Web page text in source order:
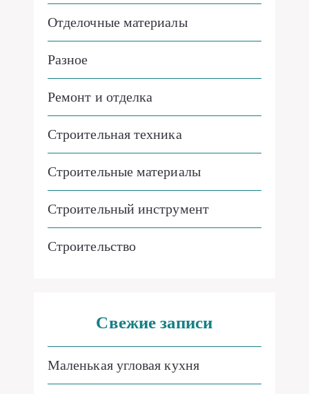
Отделочные материалы
Разное
Ремонт и отделка
Строительная техника
Строительные материалы
Строительный инструмент
Строительство
Свежие записи
Маленькая угловая кухня